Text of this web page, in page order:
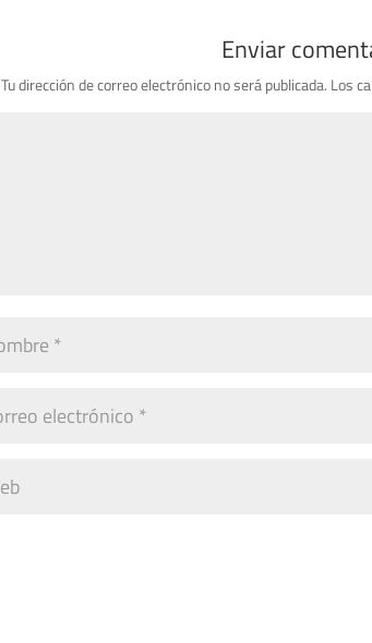
Enviar
Tu dirección de correo electrónico no será publicada. Los